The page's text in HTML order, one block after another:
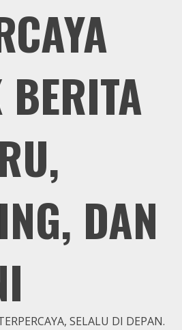
DAN
SELALU DI DEPAN.